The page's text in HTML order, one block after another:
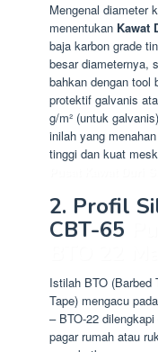
Mengenal diameter
menentukan Kawat
baja karbon grade
besar diameternya,
bahkan dengan tool
protektif galvanis
g/m² (untuk
inilah yang
tinggi dan kuat
2. Profil
CBT-65
Istilah BTO (Barbed
Tape) mengacu
– BTO-22
pagar rumah atau